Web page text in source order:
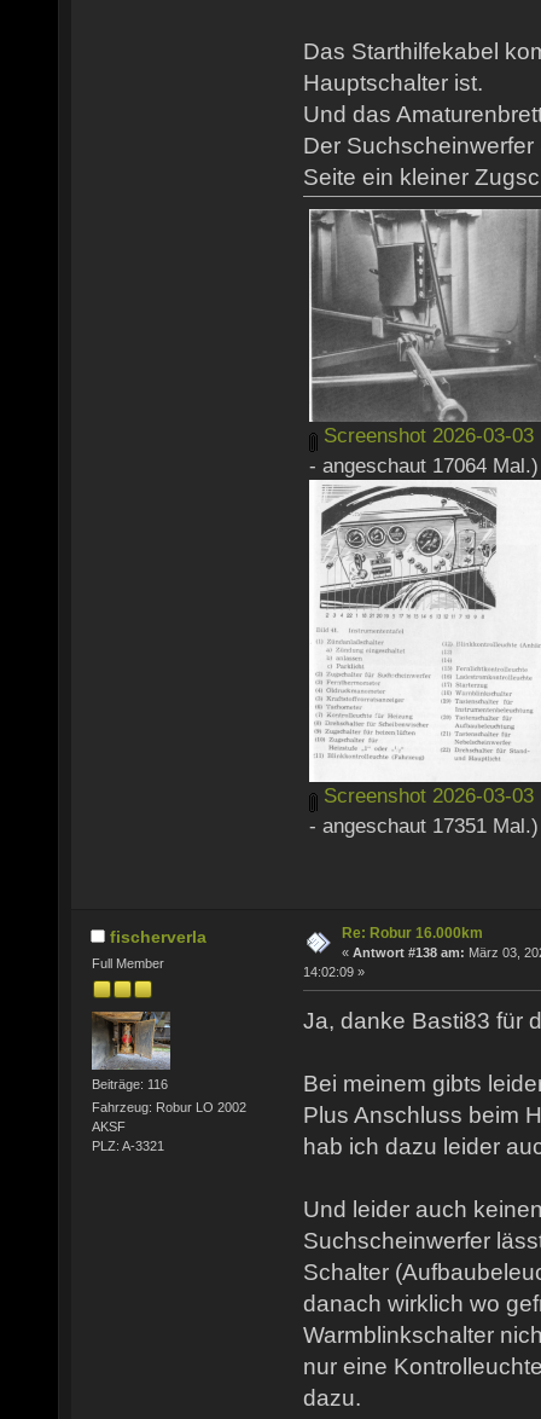
Das Starthilfekabel
Hauptschalter ist.
Und das
Der
Seite ein kleiner
Screenshot 2026-03-03
- angeschaut 17064 Mal.)
Screenshot 2026-03-03
- angeschaut 17351 Mal.)
fischerverla
Full Member
Beiträge: 116
Fahrzeug: Robur LO 2002
AKSF
PLZ: A-3321
Re: Robur 16.000km
« Antwort #138 am: März 03,
14:02:09 »
Ja, danke Basti83 für
Bei meinem gibts
Plus Anschluss beim
hab ich dazu leider
Und leider auch
Suchscheinwerfer
Schalter
danach wirklich wo
Warmblinkschalter
nur eine
dazu.